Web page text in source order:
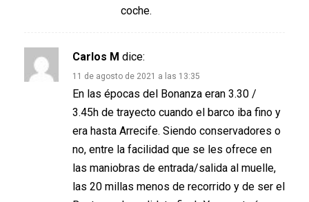
coche.
Carlos M dice:
11 de agosto de 2021 a las 13:35
En las épocas del Bonanza eran 3.30 /
3.45h de trayecto cuando el barco iba fino y
era hasta Arrecife. Siendo conservadores o
no, entre la facilidad que se les ofrece en
las maniobras de entrada/salida al muelle,
las 20 millas menos de recorrido y de ser el